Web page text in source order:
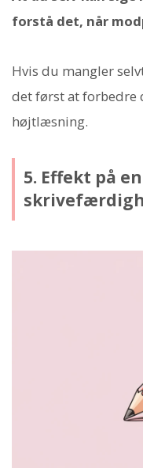
forstå det, når
Hvis du mangler
det først at forbedre
højtlæsning.
5. Effekt på